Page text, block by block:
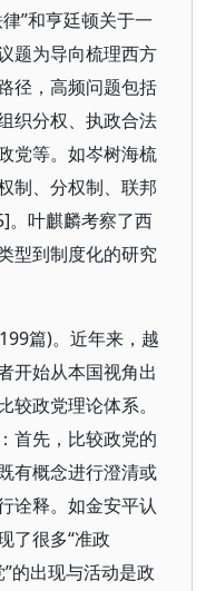
”和亨廷顿关于一
题为导向梳理西方
径，高频问题包括
织分权、执政合法
党等。如岑树海梳
制、分权制、联邦
。叶麒麟考察了西
型到制度化的研究
篇)。近年来，越
开始从本国视角出
政党理论体系。
首先，比较政党的
有概念进行澄清或
诠释。如金安平认
了很多“准政
”的出现与活动是政